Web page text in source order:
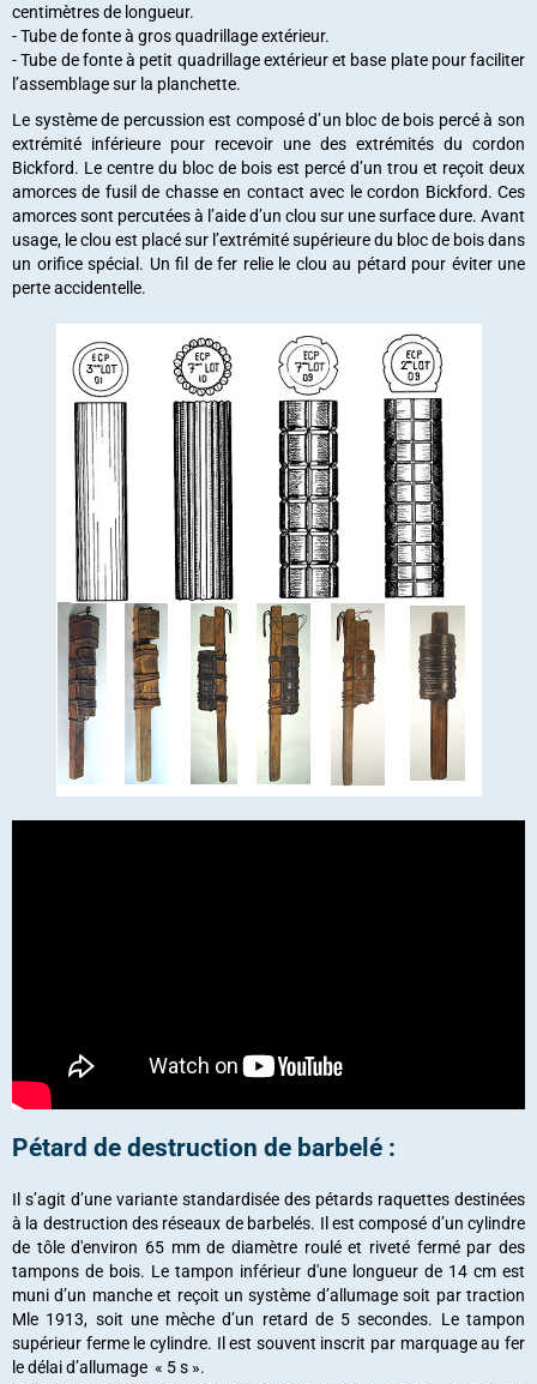
centimètres de longueur.
- Tube de fonte à gros quadrillage extérieur.
- Tube de fonte à petit quadrillage extérieur et base plate pour faciliter
l’assemblage sur la planchette.
Le système de percussion est composé d’un bloc de bois percé à son
extrémité inférieure pour recevoir une des extrémités du cordon
Bickford. Le centre du bloc de bois est percé d’un trou et reçoit deux
amorces de fusil de chasse en contact avec le cordon Bickford. Ces
amorces sont percutées à l’aide d’un clou sur une surface dure. Avant
usage, le clou est placé sur l’extrémité supérieure du bloc de bois dans
un orifice spécial. Un fil de fer relie le clou au pétard pour éviter une
perte accidentelle.
Pétard de destruction de barbelé :
Il s’agit d’une variante standardisée des pétards raquettes destinées
à la destruction des réseaux de barbelés. Il est composé d’un cylindre
de tôle d'environ 65 mm de diamètre roulé et riveté fermé par des
tampons de bois. Le tampon inférieur d'une longueur de 14 cm est
muni d’un manche et reçoit un système d’allumage soit par traction
Mle 1913, soit une mèche d’un retard de 5 secondes. Le tampon
supérieur ferme le cylindre. Il est souvent inscrit par marquage au fer
le délai d’allumage « 5 s ».